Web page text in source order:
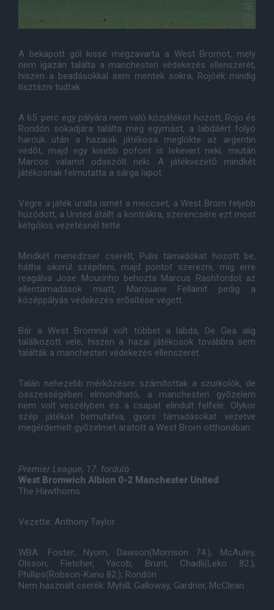
A bekapott gól kissé megzavarta a West Bromot, mely
nem igazán találta a manchesteri védekezés ellenszerét,
hiszen a beadásokkal sem mentek sokra, Rojóék mindig
tisztázni tudtak.
A 65. perc egy pályára nem való közjátékot hozott, Rojo és
Rondón sokadjára találta meg egymást, a labdáért folyó
harcuk után a hazaiak játékosa meglökte az argentin
védõt, majd egy kisebb pofont is lekevert neki, miután
Marcos valamit odaszólt neki. A játékvezetõ mindkét
játékosnak felmutatta a sárga lapot.
Végre a játék uralta ismét a meccset, a West Brom feljebb
húzódott, a United átállt a kontrákra, szerencsére ezt most
kétgólos vezetésnél tette.
Mindkét menedzser cserélt, Pulis támadókat hozott be,
hátha sikerül szépíteni, majd pontot szerezni, míg erre
reagálva Jose Mourinho behozta Marcus Rashfordot az
ellentámadások miatt, Marouane Fellainit pedig a
középpályás védekezés erõsítése végett.
Bár a West Bromnál volt többet a labda, De Gea alig
találkozott vele, hiszen a hazai játékosok továbbra sem
találták a manchesteri védekezés ellenszerét.
Talán nehezebb mérkõzésre számítottak a szurkolók, de
összességében elmondható, a manchesteri gyõzelem
nem volt veszélyben és a csapat elindult felfelé. Olykor
szép játékot bemutatva, gyors támadásokat vezetve
megérdemelt gyõzelmet aratott a West Brom otthonában.
Premier League, 17. forduló
West Bromwich Albion 0-2 Manchester United
The Hawthorns
Vezette: Anthony Taylor
WBA: Foster; Nyom, Dawson(Morrison 74.), McAuley,
Olsson; Fletcher, Yacob; Brunt, Chadli(Leko 82.),
Phillips(Robson-Kanu 82.); Rondón
Nem használt cserék: Myhill; Galloway, Gardner, McClean